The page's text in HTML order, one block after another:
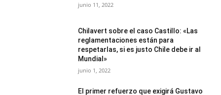
junio 11, 2022
Chilavert sobre el caso Castillo: «Las
reglamentaciones están para
respetarlas, si es justo Chile debe ir al
Mundial»
junio 1, 2022
El primer refuerzo que exigirá Gustavo